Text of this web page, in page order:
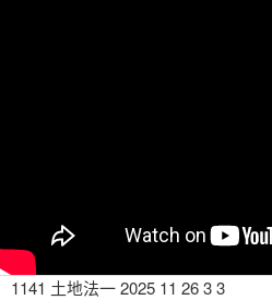
1141 土地法一 2025 11 26 3 3